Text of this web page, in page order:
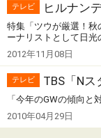
テレビ ヒルナン
特集「ツウが厳選！秋
ーナリストとして日光
2012年11月08日
テレビ TBS「Nス
「今年のGWの傾向と
2010年04月29日